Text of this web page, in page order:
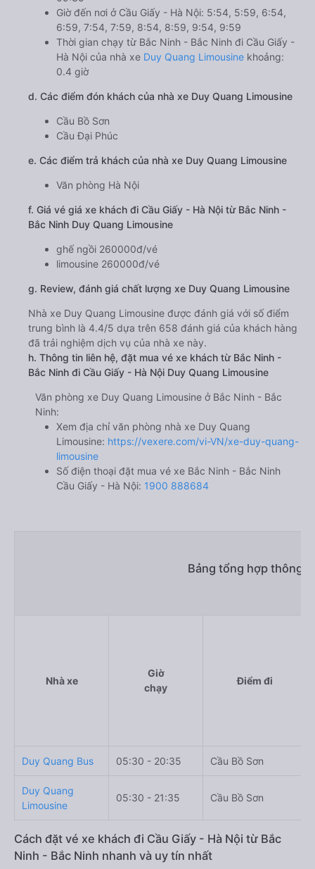
Giờ đến nơi ở Cầu Giấy - Hà Nội: 5:54, 5:59, 6:54,
6:59, 7:54, 7:59, 8:54, 8:59, 9:54, 9:59
Thời gian chạy từ Bắc Ninh - Bắc Ninh đi Cầu Giấy -
Hà Nội của nhà xe Duy Quang Limousine khoảng:
0.4 giờ
d. Các điểm đón khách của nhà xe Duy Quang Limousine
Cầu Bồ Sơn
Cầu Đại Phúc
e. Các điểm trả khách của nhà xe Duy Quang Limousine
Văn phòng Hà Nội
f. Giá vé giá xe khách đi Cầu Giấy - Hà Nội từ Bắc Ninh -
Bắc Ninh Duy Quang Limousine
ghế ngồi 260000đ/vé
limousine 260000đ/vé
g. Review, đánh giá chất lượng xe Duy Quang Limousine
Nhà xe Duy Quang Limousine được đánh giá với số điểm
trung bình là 4.4/5 dựa trên 658 đánh giá của khách hàng
đã trải nghiệm dịch vụ của nhà xe này.
h. Thông tin liên hệ, đặt mua vé xe khách từ Bắc Ninh -
Bắc Ninh đi Cầu Giấy - Hà Nội Duy Quang Limousine
Văn phòng xe Duy Quang Limousine ở Bắc Ninh - Bắc
Ninh:
Xem địa chỉ văn phòng nhà xe Duy Quang
Limousine: https://vexere.com/vi-VN/xe-duy-quang-
limousine
Số điện thoại đặt mua vé xe Bắc Ninh - Bắc Ninh
Cầu Giấy - Hà Nội: 1900 888684
Bảng tổng hợp thông
Nhà xe
Giờ
chạy
Điểm đi
Duy Quang Bus 05:30 - 20:35 Cầu Bồ Sơn
Duy Quang
Limousine
05:30 - 21:35 Cầu Bồ Sơn
Cách đặt vé xe khách đi Cầu Giấy - Hà Nội từ Bắc
Ninh - Bắc Ninh nhanh và uy tín nhất